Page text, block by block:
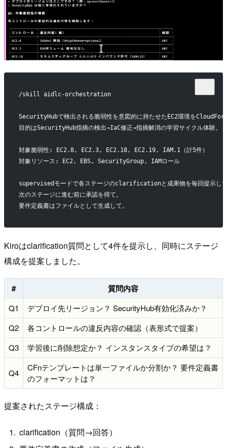
/skill aidlc-orchestration
SecurityHubで検出される脆弱性を意図的に持たせたEC2環境を
目的はSecurityHub指摘の検出→IaC修正→指摘解消の学習サイクル体験。
対象脆弱性: EC2.8, EC2.3, EC2.18, EC2.19, IAM.1（計5件）
対象リソース: EC2, EBS, SecurityGroup, IAMロール
supervisedモードで各ステージのclarificationと成果物を毎回提示し
次のステージに進む前に承認を得て。
要件定義書はファイルとして生成して。
Kiroはclarification質問として4件を提示し、同時にステージ
構成を提案しました。
# 質問内容
Q1
デプロイ先リージョン？ SecurityHub有効化済みか？
Q2
各コントロールの違反内容の確認（表形式で提案）
Q3
学習後に削除想定か？ インスタンスタイプの希望は？
Q4
CFnテンプレートは単一ファイルか分割か？ 要件定義書
のフォーマットは？
提案されたステージ構成：
clarification（質問→回答）